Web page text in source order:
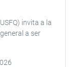
invita a la
a ser